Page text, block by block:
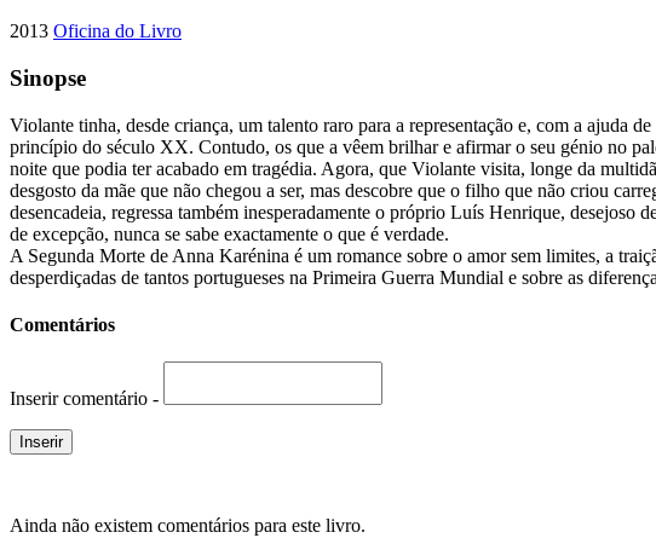
2013 Oficina do Livro
Sinopse
Violante tinha, desde criança, um talento raro para a representação e, com a ajuda
princípio do século XX. Contudo, os que a vêem brilhar e afirmar o seu génio no
noite que podia ter acabado em tragédia. Agora, que Violante visita, longe da
desgosto da mãe que não chegou a ser, mas descobre que o filho que não criou
desencadeia, regressa também inesperadamente o próprio Luís Henrique, desejoso
de excepção, nunca se sabe exactamente o que é verdade.
A Segunda Morte de Anna Karénina é um romance sobre o amor sem limites, a
desperdiçadas de tantos portugueses na Primeira Guerra Mundial e sobre as
Comentários
Inserir comentário -
Ainda não existem comentários para este livro.